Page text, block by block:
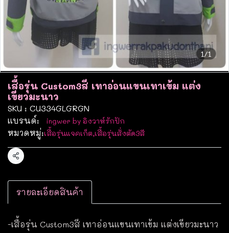
1/1
เสื้อรุ่น Custom3สี เทาอ่อนแขนเทาเข้ม แต่ง
เขียวมะนาว
SKU : CU334GLGRGN
แบรนด์:
ingwer by อิงวาห์รักปัก
หมวดหมู่:เสื้อรุ่นแจคเก็ต,เสื้อรุ่นสั่งตัด3สี
แชร์
รายละเอียดสินค้า
-เสื้อรุ่น Custom3สี เทาอ่อนแขนเทาเข้ม แต่งเขียวมะนาว